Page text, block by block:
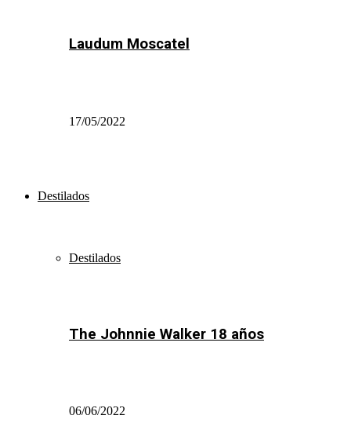
Laudum Moscatel
17/05/2022
Destilados
Destilados
The Johnnie Walker 18 años
06/06/2022